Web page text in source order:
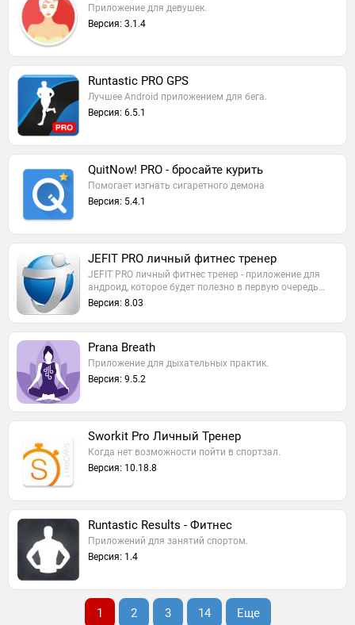
Приложение для девушек.
Версия: 3.1.4
Runtastic PRO GPS
Лучшее Android приложением для бега.
Версия: 6.5.1
QuitNow! PRO - бросайте курить
Помогает изгнать сигаретного демона
Версия: 5.4.1
JEFIT PRO личный фитнес тренер
JEFIT PRO личный фитнес тренер - приложение для
андроид, которое будет полезно в первую очередь…
Версия: 8.03
Prana Breath
Приложение для дыхательных практик.
Версия: 9.5.2
Sworkit Pro Личный Тренер
Когда нет возможности пойти в спортзал.
Версия: 10.18.8
Runtastic Results - Фитнес
Приложений для занятий спортом.
Версия: 1.4
1 2 3 14 Еще